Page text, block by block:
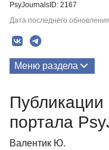
PsyJournalsID: 2167
Дата последнего
Меню раздела
портала
Валентик Ю.